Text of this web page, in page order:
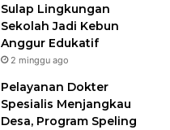
Sulap Lingkungan
Sekolah Jadi Kebun
Anggur Edukatif
2 minggu ago
Pelayanan Dokter
Spesialis Menjangkau
Desa, Program Speling